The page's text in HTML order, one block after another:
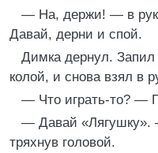
— На, держи! — в
Давай, дерни и спой.
Димка дернул.
колой, и снова взял в
— Что играть-то? —
— Давай «Лягушку».
тряхнув головой.